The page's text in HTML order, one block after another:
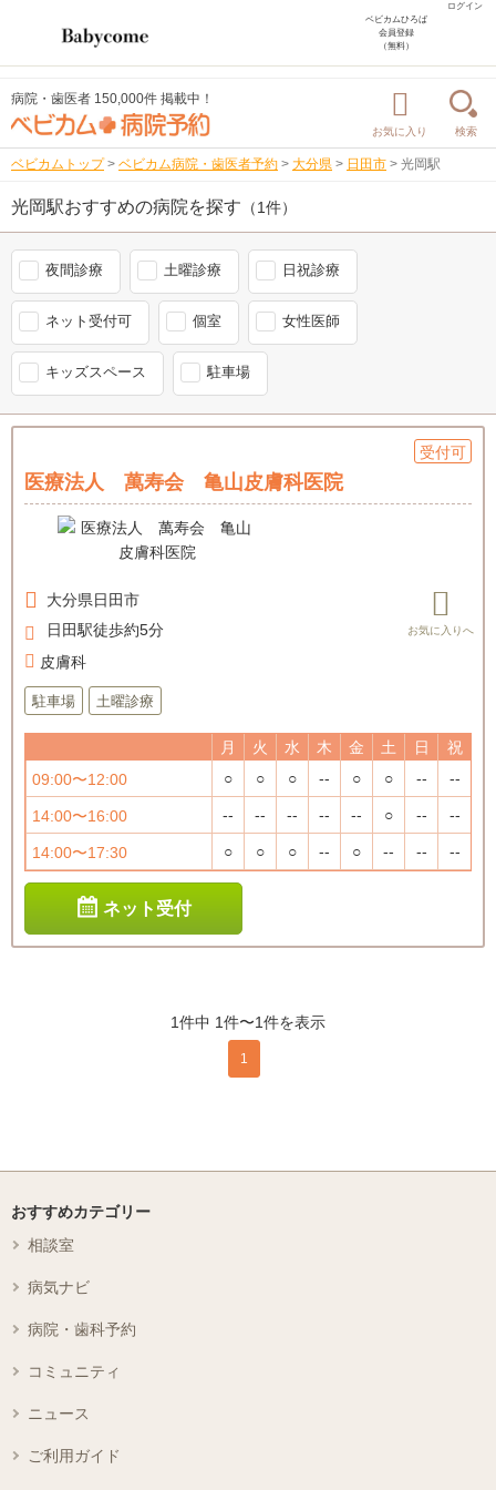
ログイン
ベビカムひろば
会員登録
（無料）
病院・歯医者 150,000件 掲載中！
お気に入り 検索
ベビカムトップ > ベビカム病院・歯医者予約 > 大分県 > 日田市 > 光岡駅
光岡駅おすすめの病院を探す （1件）
夜間診療 土曜診療 日祝診療
ネット受付可 個室 女性医師
キッズスペース 駐車場
受付可
医療法人 萬寿会 亀山皮膚科医院
大分県日田市
日田駅徒歩約5分
皮膚科
駐車場 土曜診療
月 火 水 木 金 土 日
祝
09:00〜12:00
○ ○ ○ -- ○ ○ -- --
14:00〜16:00 -- -- -- -- -- ○ -- --
14:00〜17:30 ○ ○ ○ -- ○ -- -- --
ネット受付
1件中 1件〜1件を表示
1
おすすめカテゴリー
相談室
病気ナビ
病院・歯科予約
コミュニティ
ニュース
ご利用ガイド